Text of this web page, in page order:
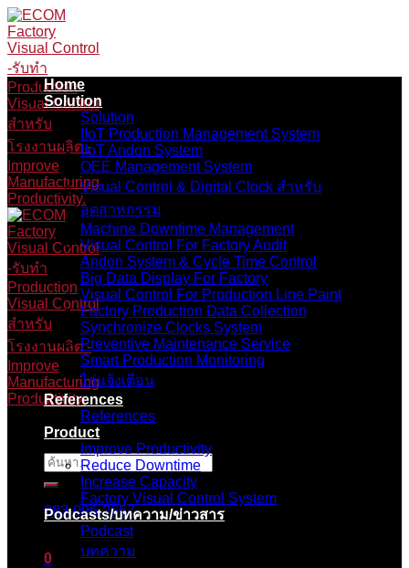
Skip
to
content
ค้นหา:
083-096-2657
0
Home
Solution
Solution
IIoT Production Management System
IIoT Andon System
OEE Management System
Visual Control & Digital Clock สำหรับ
อุตสาหกรรม
Machine Downtime Management
Visual Control For Factory Audit
Andon System & Cycle Time Control
Big Data Display For Factory
Visual Control For Production Line Paint
Factory Production Data Collection
Synchronize Clocks System
Preventive Maintenance Service
Smart Production Monitoring
ไก่แจ้งเตือน
References
References
Product
Improve Productivity
Reduce Downtime
Increase Capacity
Factory Visual Control System
Podcasts/บทความ/ข่าวสาร
Podcast
บทความ